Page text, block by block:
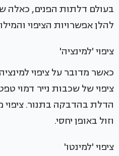
בעולם דלתות הפנים, כאלה
להלן אפשרויות הציפוי
ציפוי 'למינציה'
כאשר מדובר על ציפוי
ציפוי של שכבות נייר דמוי
הדלת בהדבקה בתנור. ציפוי
וזול באופן יחסי.
ציפוי 'למינטו'